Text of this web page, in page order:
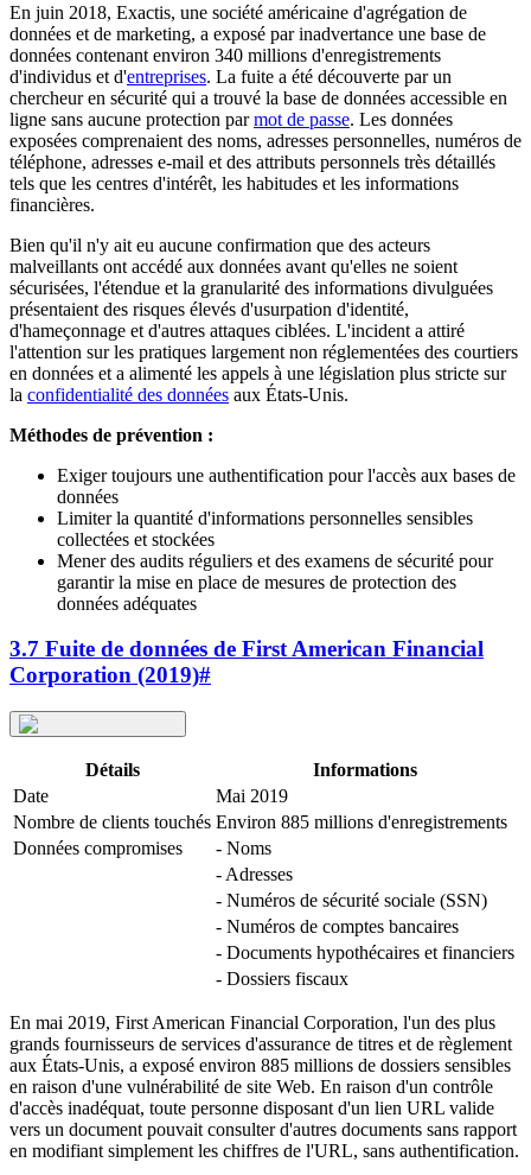
En juin 2018, Exactis, une société américaine d'agrégation de
données et de marketing, a exposé par inadvertance une base de
données contenant environ 340 millions d'enregistrements
d'individus et d'entreprises. La fuite a été découverte par un
chercheur en sécurité qui a trouvé la base de données accessible en
ligne sans aucune protection parmot de passe. Les données
exposées comprenaient des noms, adresses personnelles, numéros de
téléphone, adresses e-mail et des attributs personnels très détaillés
tels que les centres d'intérêt, les habitudes et les informations
financières.
Bien qu'il n'y ait eu aucune confirmation que des acteurs
malveillants ont accédé aux données avant qu'elles ne soient
sécurisées, l'étendue et la granularité des informations divulguées
présentaient des risques élevés d'usurpation d'identité,
d'hameçonnage et d'autres attaques ciblées. L'incident a attiré
l'attention sur les pratiques largement non réglementées des courtiers
en données et a alimenté les appels à une législation plus stricte sur
la confidentialité des données aux États-Unis.
Méthodes de prévention :
Exiger toujours une authentification pour l'accès aux bases de
données
Limiter la quantité d'informations personnelles sensibles
collectées et stockées
Mener des audits réguliers et des examens de sécurité pour
garantir la mise en place de mesures de protection des
données adéquates
3.7 Fuite de données de First American Financial
Corporation (2019)#
Détails
Informations
Date
Mai 2019
Nombre de clients touchés Environ 885 millions d'enregistrements
Données compromises
- Noms
- Adresses
- Numéros de sécurité sociale (SSN)
- Numéros de comptes bancaires
- Documents hypothécaires et financiers
- Dossiers fiscaux
En mai 2019, First American Financial Corporation, l'un des plus
grands fournisseurs de services d'assurance de titres et de règlement
aux États-Unis, a exposé environ 885 millions de dossiers sensibles
en raison d'une vulnérabilité de site Web. En raison d'un contrôle
d'accès inadéquat, toute personne disposant d'un lien URL valide
vers un document pouvait consulter d'autres documents sans rapport
en modifiant simplement les chiffres de l'URL, sans authentification.